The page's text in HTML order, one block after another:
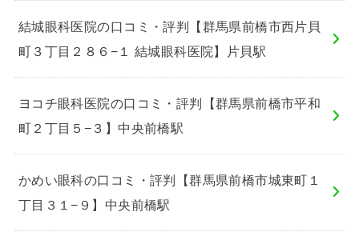
結城眼科医院の口コミ・評判【群馬県前橋市西片貝
町３丁目２８６−１ 結城眼科医院】片貝駅
ヨコチ眼科医院の口コミ・評判【群馬県前橋市平和
町２丁目５−３】中央前橋駅
かめい眼科の口コミ・評判【群馬県前橋市城東町１
丁目３１−９】中央前橋駅